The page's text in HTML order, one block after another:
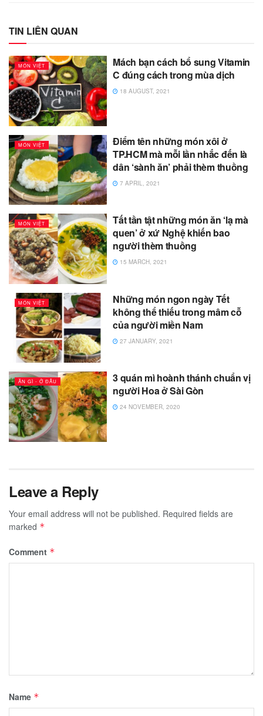
TIN LIÊN QUAN
MÓN VIỆT
Mách bạn cách bổ sung Vitamin
C đúng cách trong mùa dịch
18 AUGUST, 2021
MÓN VIỆT
Điểm tên những món xôi ở
TP.HCM mà mỗi lần nhắc đến là
dân ‘sành ăn’ phải thèm thuồng
7 APRIL, 2021
MÓN VIỆT
Tất tần tật những món ăn ‘lạ mà
quen’ ở xứ Nghệ khiến bao
người thèm thuồng
15 MARCH, 2021
MÓN VIỆT
Những món ngon ngày Tết
không thể thiếu trong mâm cỗ
của người miền Nam
27 JANUARY, 2021
ĂN GÌ - Ở ĐÂU
3 quán mì hoành thánh chuẩn vị
người Hoa ở Sài Gòn
24 NOVEMBER, 2020
Leave a Reply
Your email address will not be published. Required fields are
marked *
Comment *
Name *